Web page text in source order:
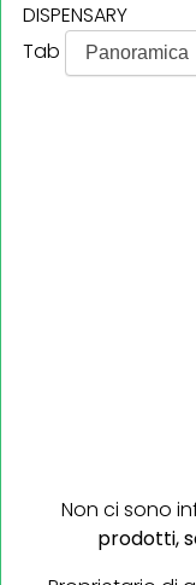
DISPENSARY
Tab
Panoramica
Non ci sono
prodotti,